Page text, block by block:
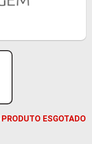
PRODUTO ESGOTADO